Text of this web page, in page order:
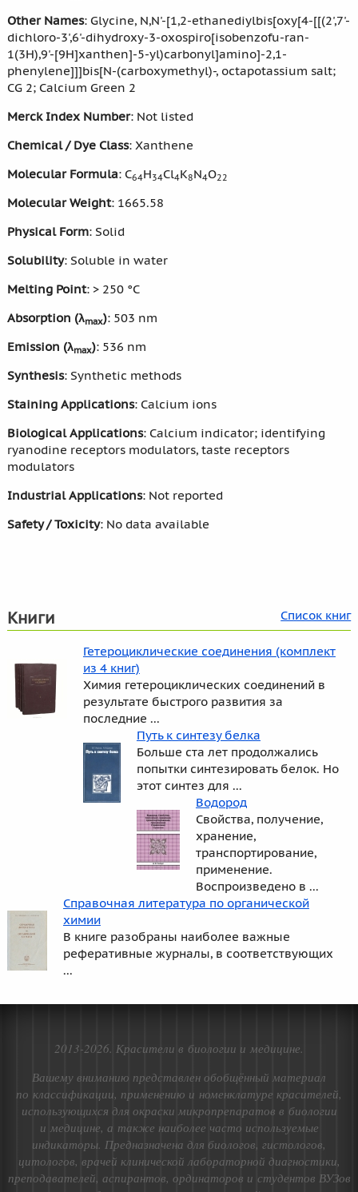
Other Names: Glycine, N,N'-[1,2-ethanediylbis[oxy[4-[[(2',7'-
dichloro-3',6'-dihydroxy-3-oxospiro[isobenzofu-ran-
1(3H),9'-[9H]xanthen]-5-yl)carbonyl]amino]-2,1-
phenylene]]]bis[N-(carboxymethyl)-, octapotassium salt;
CG 2; Calcium Green 2
Merck Index Number: Not listed
Chemical / Dye Class: Xanthene
Molecular Formula: C64H34Cl4K8N4O22
Molecular Weight: 1665.58
Physical Form: Solid
Solubility: Soluble in water
Melting Point: > 250 °C
Absorption (λmax): 503 nm
Emission (λmax): 536 nm
Synthesis: Synthetic methods
Staining Applications: Calcium ions
Biological Applications: Calcium indicator; identifying
ryanodine receptors modulators, taste receptors
modulators
Industrial Applications: Not reported
Safety / Toxicity: No data available
Книги Список книг
Гетероциклические соединения (комплект
из 4 книг)
Химия гетероциклических соединений в
результате быстрого развития за
последние ...
Путь к синтезу белка
Больше ста лет продолжались
попытки синтезировать белок. Но
этот синтез для ...
Водород
Свойства, получение,
хранение,
транспортирование,
применение.
Воспроизведено в ...
Справочная литература по органической
химии
В книге разобраны наиболее важные
реферативные журналы, в соответствующих
...
2013-2026. Красители в биологии и медицине.
Вашему вниманию представлен обобщённый материал
по классификации, применению и номенклатуре красителей,
использующихся для окраски микропрепаратов в биологии
и медицине, а также наиболее часто используемые
индикаторы. Предназначена для биологов, гистологов,
цитологов, врачей клинической лабораторной диагностики,
преподавателей, аспирантов, ординаторов и студентов ВУЗов